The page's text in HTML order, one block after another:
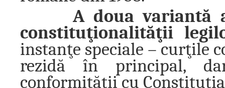
A doua variantă
constituţionalităţii
instanţe speciale – curţile
rezidă în principal,
conformităţii cu